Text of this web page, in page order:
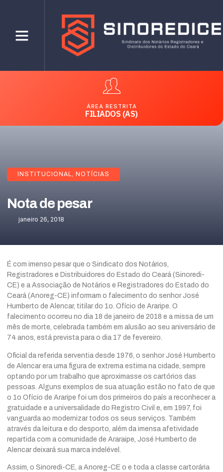
ÁREA RESTRITA
FILIADOS (AS)
INSTITUCIONAL, NOTÍCIAS
Nota de pesar
janeiro 26, 2018
É com imenso pesar que o Sindicato dos Notários,
Registradores e Distribuidores do Estado do Ceará (Sinoredi-
CE) e a Associação de Notários e Registradores do Estado do
Ceará (Anoreg-CE) informam o falecimento do senhor José
Humberto de Alencar, titilar do 1o. Ofício de Araripe. O
falecimento ocorreu no dia 18 de janeiro de 2018 e a missa de um
mês de morte, celebrada também em alusão ao seu aniversário de
74 anos, está prevista para o dia 17 de fevereiro.
Oficial da referida serventia desde 1976, o senhor José Humberto
de Alencar era uma figura de extrema estima na cidade, sempre
optando por um trabalho que aproximasse os cartórios das
pessoas. Alguns exemplos de sua atuação estão no fato de que
o 1o Ofício de Araripe foi um dos primeiros do país a reconhecer a
gratuidade e a universalidade do Registro Civil e, em 1997, foi
vanguarda ao modernizar todos os seus serviços. Também
através da leitura e do desporto, além da imensa afetividade
repartida com a comunidade de Araraipe, José Humberto de
Alencar deixará sua marca indelével.
Assim, o Sinoredi-CE, a Anoreg-CE o e toda a classe cartorária